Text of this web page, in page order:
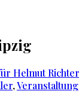
,Veranstaltung